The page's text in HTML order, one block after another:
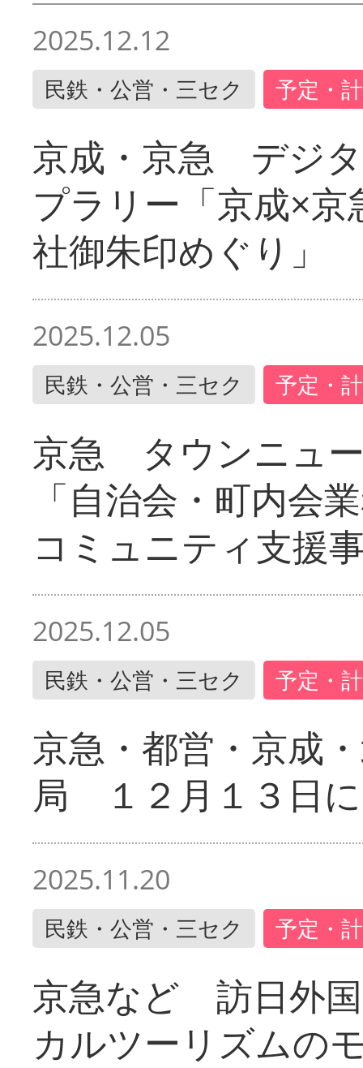
2025.12.12
民鉄・公営・三セク 予定・
京成・京急 デジ
プラリー「京成×
社御朱印めぐり」
2025.12.05
民鉄・公営・三セク 予定・
京急 タウンニュ
「自治会・町内会
コミュニティ支援
2025.12.05
民鉄・公営・三セク 予定・
京急・都営・京成
局 １２月１３日
2025.11.20
民鉄・公営・三セク 予定・
京急など 訪日外
カルツーリズムの